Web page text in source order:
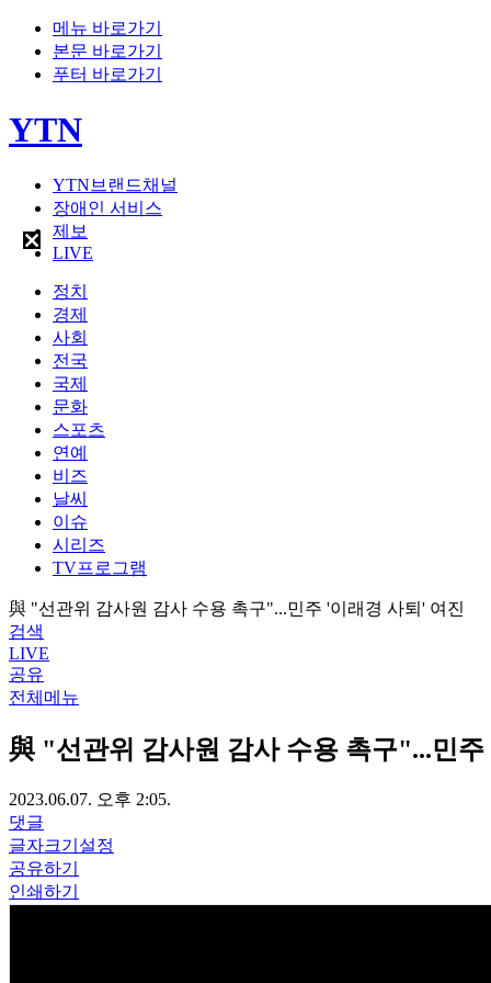
메뉴 바로가기
본문 바로가기
푸터 바로가기
YTN
YTN브랜드채널
장애인 서비스
제보
LIVE
정치
경제
사회
전국
국제
문화
스포츠
연예
비즈
날씨
이슈
시리즈
TV프로그램
與 "선관위 감사원 감사 수용 촉구"...민주 '이래경 사퇴' 여진
검색
LIVE
공유
전체메뉴
與 "선관위 감사원 감사 수용 촉구"...민
2023.06.07. 오후 2:05.
댓글
글자크기설정
공유하기
인쇄하기